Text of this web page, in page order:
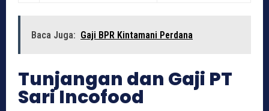
Baca Juga: Gaji BPR Kintamani Perdana
Tunjangan dan Gaji PT
Sari Incofood